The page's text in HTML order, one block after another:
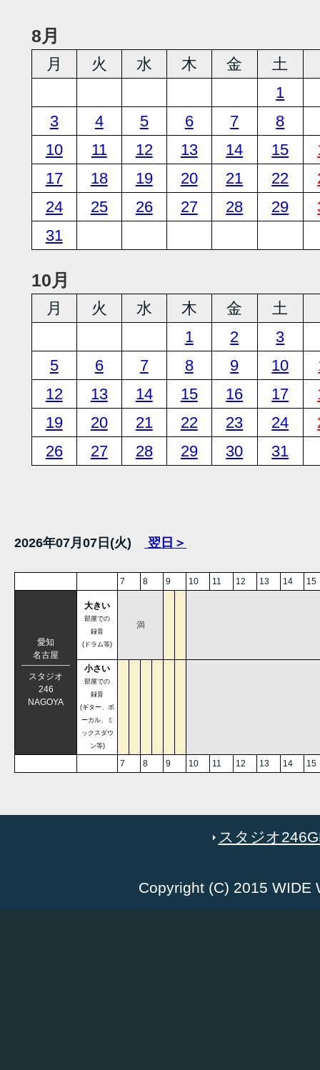
8月
月 火 水 木 金 土
1
3
4 5 6 7
8
10
11 12 13 14 15
17
18 19 20 21 22
24
25 26 27 28 29
31
10月
月 火 水 木 金 土
1
2
3
5
6 7 8 9 10
12
13 14 15 16 17
19
20 21 22 23 24
26
27 28 29 30 31
2026年07月07日(火) 翌日＞
7 8 9 10 11 12 13 14 15
愛知
名古屋
スタジオ
246
NAGOYA
大きい
部屋での
録音
(ドラム等)
満
小さい
部屋での
録音
(ギター、ボ
ーカル、ミ
ックスダウ
ン等)
7 8 9 10 11 12 13 14 15
スタジオ
Copyright (C) 2015 WIDE